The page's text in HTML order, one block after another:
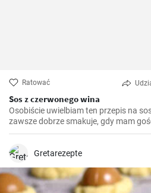
Ratować
Sos z czerwonego wina
Osobiście uwielbiam ten przepis na
zawsze dobrze smakuje, gdy mam
wielu dań mięsnych, takich jak
doskonały.Gretarezepte